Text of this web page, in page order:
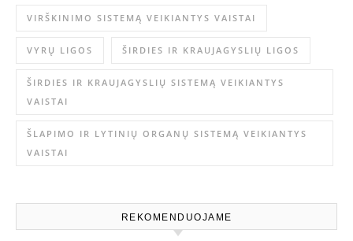
VIRŠKINIMO SISTEMĄ VEIKIANTYS VAISTAI
VYRŲ LIGOS ŠIRDIES IR KRAUJAGYSLIŲ LIGOS
ŠIRDIES IR KRAUJAGYSLIŲ SISTEMĄ VEIKIANTYS
VAISTAI
ŠLAPIMO IR LYTINIŲ ORGANŲ SISTEMĄ VEIKIANTYS
VAISTAI
REKOMENDUOJAME